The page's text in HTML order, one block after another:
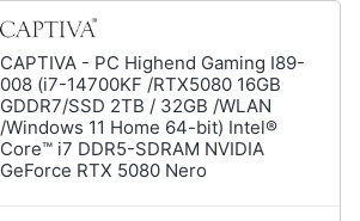
CAPTIVA - PC Highend Gaming I89-
008 (i7-14700KF /RTX5080 16GB
GDDR7/SSD 2TB / 32GB /WLAN
/Windows 11 Home 64-bit) Intel®
Core™ i7 DDR5-SDRAM NVIDIA
GeForce RTX 5080 Nero